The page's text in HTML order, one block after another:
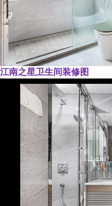
江南之星卫生间装修图